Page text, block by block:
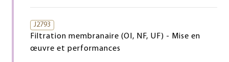
J2793
Filtration membranaire (OI, NF, UF) - Mise en
œuvre et performances